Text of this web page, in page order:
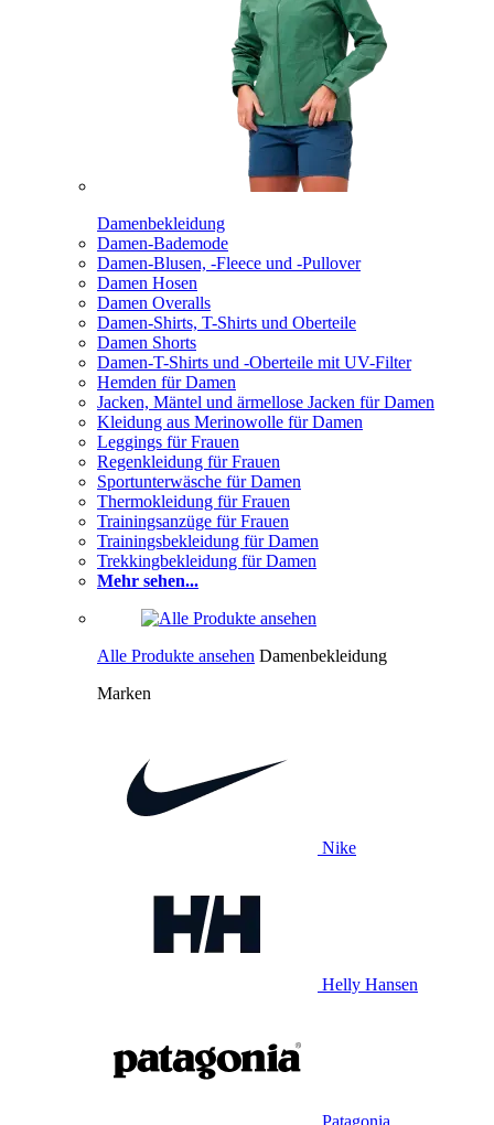
Damenbekleidung
Damen-Bademode
Damen-Blusen, -Fleece und -Pullover
Damen Hosen
Damen Overalls
Damen-Shirts, T-Shirts und Oberteile
Damen Shorts
Damen-T-Shirts und -Oberteile mit UV-Filter
Hemden für Damen
Jacken, Mäntel und ärmellose Jacken für Damen
Kleidung aus Merinowolle für Damen
Leggings für Frauen
Regenkleidung für Frauen
Sportunterwäsche für Damen
Thermokleidung für Frauen
Trainingsanzüge für Frauen
Trainingsbekleidung für Damen
Trekkingbekleidung für Damen
Mehr sehen...
Alle Produkte ansehen Damenbekleidung
Marken
Nike
Helly Hansen
Patagonia